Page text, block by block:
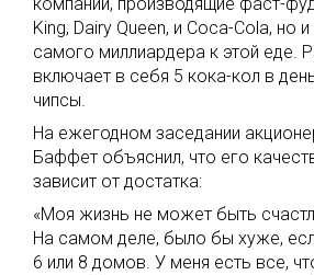
King, Dairy Queen, и Coca-Cola, но
самого миллиардера к этой еде.
включает в себя 5 кока-кол в
чипсы.
На ежегодном заседании
Баффет объяснил, что его
зависит от достатка:
«Моя жизнь не может быть
На самом деле, было бы хуже,
6 или 8 домов. У меня есть все,